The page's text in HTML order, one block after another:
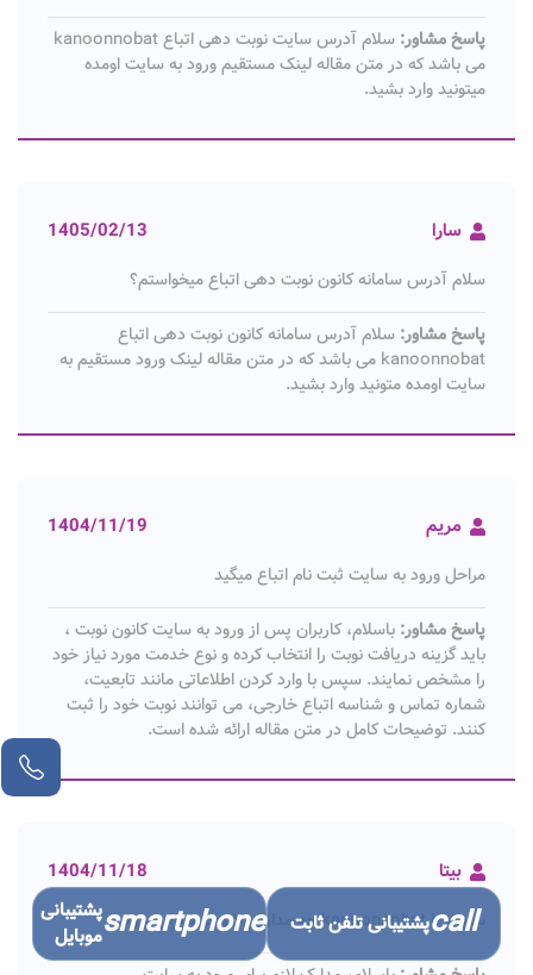
پاسخ مشاور:
سلام آدرس سایت نوبت دهی اتباع kanoonnobat
می باشد که در متن مقاله لینک مستقیم ورود به سایت اومده
میتونید وارد بشید.
سارا 1405/02/13
سلام آدرس سامانه کانون نوبت دهی اتباع میخواستم؟
پاسخ مشاور: سلام آدرس سامانه کانون نوبت دهی اتباع
kanoonnobat می باشد که در متن مقاله لینک ورود مستقیم به
سایت اومده متونید وارد بشید.
مریم 1404/11/19
مراحل ورود به سایت ثبت نام اتباع میگید
پاسخ مشاور: باسلام، کاربران پس از ورود به سایت کانون نوبت ،
باید گزینه دریافت نوبت را انتخاب کرده و نوع خدمت مورد نیاز خود
را مشخص نمایند. سپس با وارد کردن اطلاعاتی مانند تابعیت،
شماره تماس و شناسه اتباع خارجی، می توانند نوبت خود را ثبت
کنند. توضیحات کامل در متن مقاله ارائه شده است.
بیتا 1404/11/18
سایت kanoonnobat.ir چه مدارکی لازم داره برای ورود
callپشتیبانی تلفن ثابت smartphoneپشتیبانی
موبایل